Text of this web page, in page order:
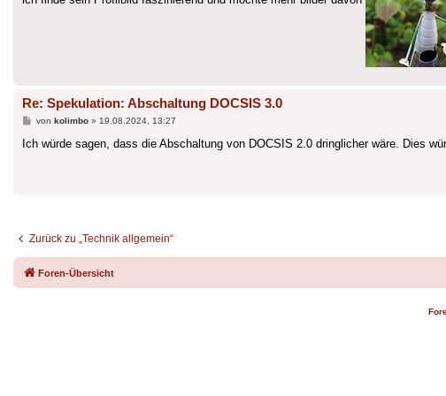
Re: Spekulation: Abschaltung DOCSIS 3.0
Beitrag
von kolimbo» 19.08.2024, 13:27
Ich würde sagen, dass die Abschaltung von DOCSIS 2.0 dringlicher wäre. Dies
Zurück zu „Technik allgemein“
Foren-Übersicht